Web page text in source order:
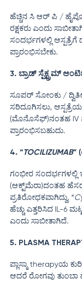
ಹೆಚ್ಚಿನ ಸಿ ಆರ್ ಪಿ /
ರಕ್ಷಕರು ಎಂದು
ಸಂದರ್ಭಗಳಲ್ಲಿ ಆಸ್ಪತ್ರೆಗೆ
ಪ್ರಾರಂಭಿಸಬೇಕು.
3. ಬ್ರಾಡ್ ಸ್ಪೆಕ್ಟ್ರಮ್
ಸೂಪರ್ ಸೋಂಕು /
ಸರಿದೂಗಿಸಲು, ಆಸ್ಪತ್ರೆಯ
(ಮೊನೊಸೆಫ್‌)ನಂತಹ IV
ಪ್ರಾರಂಭಿಸಬಹುದು.
4. “TOCILIZUMAB”
ಗಂಭೀರ ಸಂದರ್ಭಗಳಲ್ಲಿ
(ಆಕ್ಟ್‌ಮೆರಾ)ದಂತಹ
ಪ್ರತಿರೋಧಕವಾಗಿದ್ದು, “
ಹೆಚ್ಚು ಎತ್ತರಿಸಿದ IL-6
ಎಂದು ಸಾಬೀತಾಗಿದೆ.
5. PLASMA
ಪ್ಲಾಸ್ಮಾ therapyಯ
ಆದರೆ ರೋಗವು ತುಂಬಾ